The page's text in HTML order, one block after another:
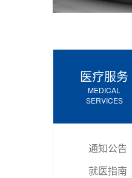
医疗服务
MEDICAL
SERVICES
通知公告
就医指南